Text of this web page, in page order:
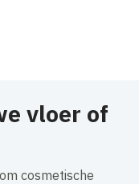
vloer of
cosmetische